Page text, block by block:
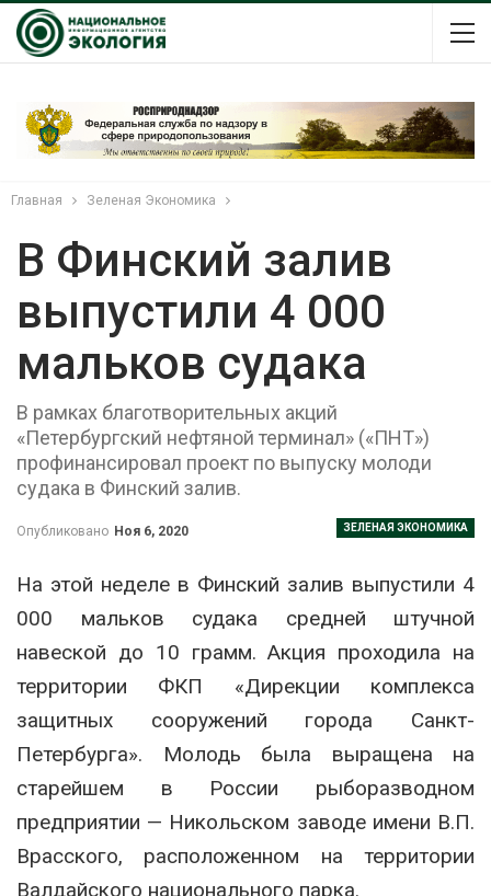
Главная Зеленая Экономика
В Финский залив
выпустили 4 000
мальков судака
В рамках благотворительных акций
«Петербургский нефтяной терминал» («ПНТ»)
профинансировал проект по выпуску молоди
судака в Финский залив.
ЗЕЛЕНАЯ ЭКОНОМИКА
Опубликовано Ноя 6, 2020
На этой неделе в Финский залив выпустили 4
000 мальков судака средней штучной
навеской до 10 грамм. Акция проходила на
территории ФКП «Дирекции комплекса
защитных сооружений города Санкт-
Петербурга». Молодь была выращена на
старейшем в России рыборазводном
предприятии — Никольском заводе имени В.П.
Врасского, расположенном на территории
Валдайского национального парка.